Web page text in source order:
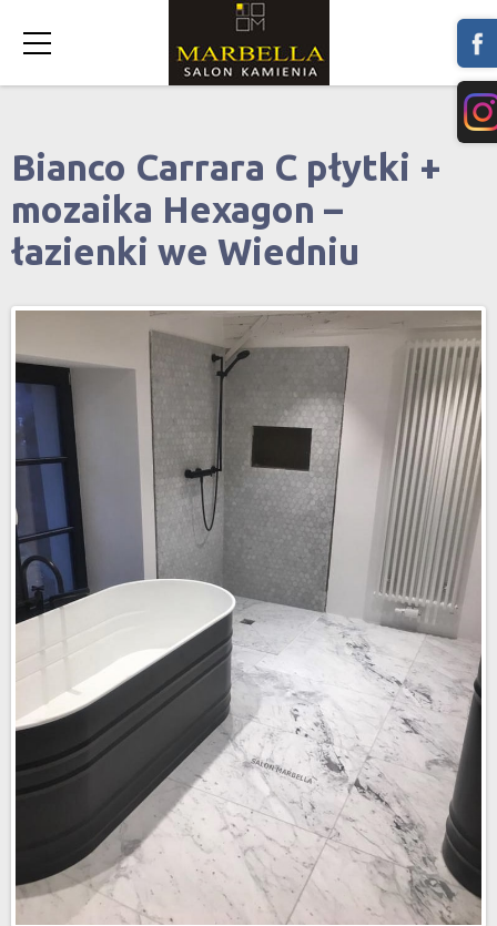
Bianco Carrara C płytki +
mozaika Hexagon –
łazienki we Wiedniu